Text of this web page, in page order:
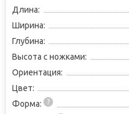
Длина:
Ширина:
Глубина:
Высота с ножками:
Ориентация:
Цвет:
Форма: